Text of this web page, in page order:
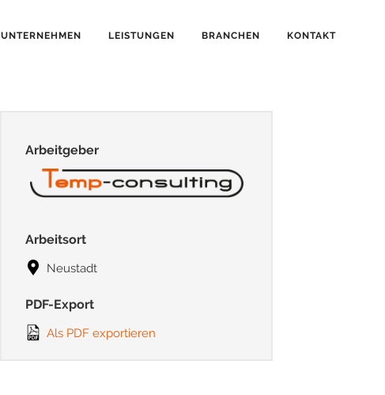
UNTERNEHMEN LEISTUNGEN BRANCHEN KONTAKT
Arbeitgeber
Arbeitsort
Neustadt
PDF-Export
Als PDF exportieren